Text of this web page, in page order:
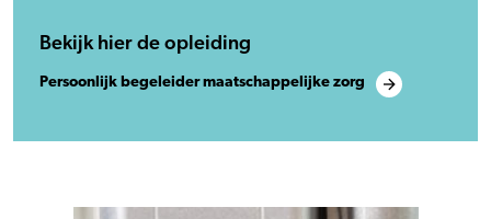
Bekijk hier de opleiding
Persoonlijk begeleider maatschappelijke zorg